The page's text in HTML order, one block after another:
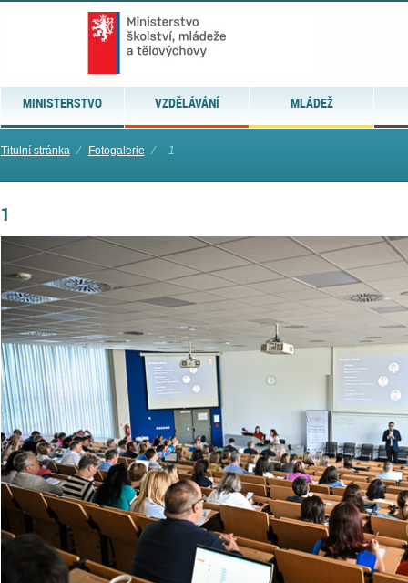
MINISTERSTVO VZDĚLÁVÁNÍ MLÁDEŽ
Titulní stránka ⁄ Fotogalerie ⁄ 1
1